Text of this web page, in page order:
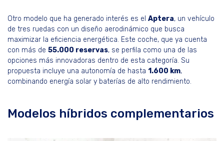
Otro modelo que ha generado interés es el Aptera, un vehículo
de tres ruedas con un diseño aerodinámico que busca
maximizar la eficiencia energética. Este coche, que ya cuenta
con más de 55.000 reservas, se perfila como una de las
opciones más innovadoras dentro de esta categoría. Su
propuesta incluye una autonomía de hasta 1.600 km,
combinando energía solar y baterías de alto rendimiento.
Modelos híbridos complementarios